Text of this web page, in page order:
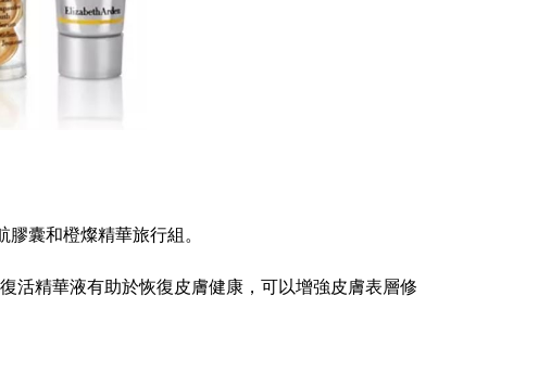
囊和橙燦精華旅行組。
活精華液有助於恢復皮膚健康，可以增強皮膚表層修